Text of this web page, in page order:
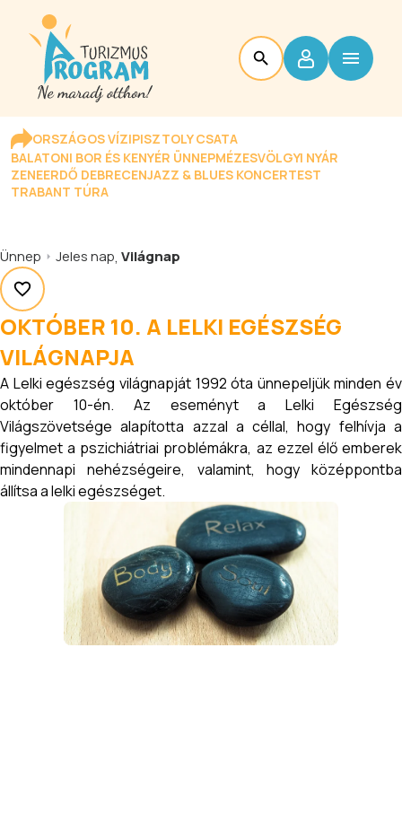
ORSZÁGOS VÍZIPISZTOLY CSATA
BALATONI BOR ÉS KENYÉR ÜNNEPMÉZESVÖLGYI NYÁR
ZENEERDŐ DEBRECENJAZZ & BLUES KONCERTEST
TRABANT TÚRA
Ünnep Jeles nap, Világnap
OKTÓBER 10. A LELKI EGÉSZSÉG
VILÁGNAPJA
A Lelki egészség világnapját 1992 óta ünnepeljük minden év
október 10-én. Az eseményt a Lelki Egészség
Világszövetsége alapította azzal a céllal, hogy felhívja a
figyelmet a pszichiátriai problémákra, az ezzel élő emberek
mindennapi nehézségeire, valamint, hogy középpontba
állítsa a lelki egészséget.